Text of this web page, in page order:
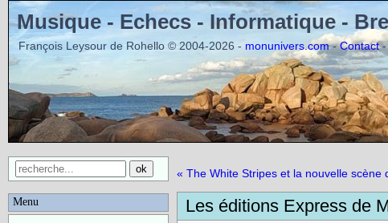
Musique - Echecs - Informatique -
François Leysour de Rohello © 2004-2026 - monunivers.com-Contact
« The White Stripes et la nouvelle scène
Les éditions Express de
Menu